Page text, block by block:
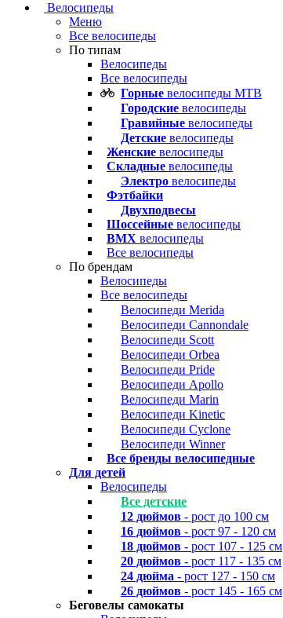
Велосипеды
Меню
Все велосипеды
По типам
Велосипеды
Все велосипеды
Горные велосипеды MTB
Городские велосипеды
Гравийные велосипеды
Детские велосипеды
Женские велосипеды
Складные велосипеды
Электро велосипеды
Фэтбайки
Двухподвесы
Шоссейные велосипеды
BMX велосипеды
Все велосипеды
По брендам
Велосипеды
Все велосипеды
Велосипеди Merida
Велосипеди Cannondale
Велосипеди Scott
Велосипеди Orbea
Велосипеди Pride
Велосипеди Apollo
Велосипеди Marin
Велосипеди Kinetic
Велосипеди Cyclone
Велосипеди Winner
Все бренды велосипедные
Для детей
Велосипеды
Все детские
12 дюймов - рост до 100 см
16 дюймов - рост 97 - 120 см
18 дюймов - рост 107 - 125 см
20 дюймов - рост 117 - 135 см
24 дюйма - рост 127 - 150 см
26 дюймов - рост 145 - 165 см
Беговелы самокаты